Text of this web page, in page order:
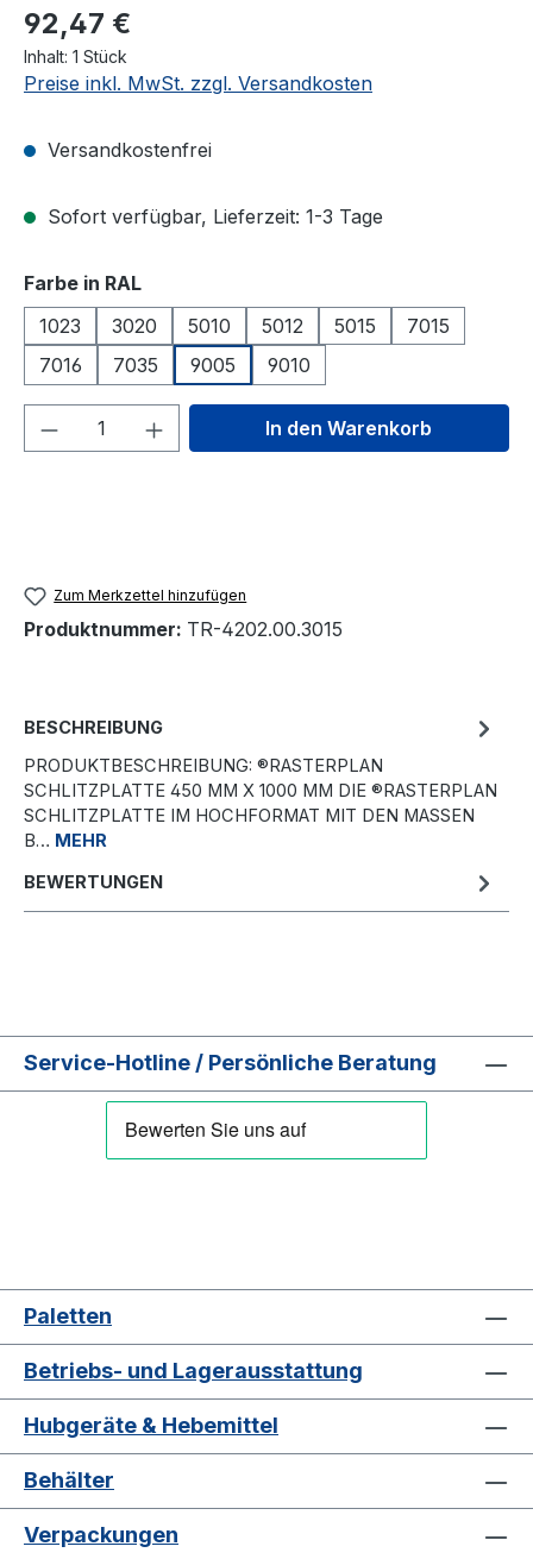
92,47 €
Inhalt: 1 Stück
Preise inkl. MwSt. zzgl. Versandkosten
Versandkostenfrei
Sofort verfügbar, Lieferzeit: 1-3 Tage
Farbe in RALauswählen
1023
3020 5010 5012 5015
7015
7016
7035 9005 9010
Produkt Anzahl: Gib denIn den Warenkorb
Zum Merkzettel hinzufügen
Produktnummer: TR-4202.00.3015
BESCHREIBUNG
PRODUKTBESCHREIBUNG: ®RASTERPLAN
SCHLITZPLATTE 450 MM X 1000 MM DIE ®RASTERPLAN
SCHLITZPLATTE IM HOCHFORMAT MIT DEN MASSEN B
… MEHR
BEWERTUNGEN
Service-Hotline / Persönliche Beratung
Paletten
Betriebs- und Lagerausstattung
Hubgeräte & Hebemittel
Behälter
Verpackungen